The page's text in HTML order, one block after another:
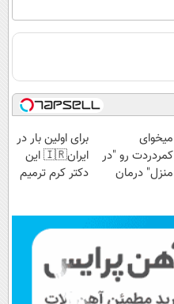
میخوای
کمردردت رو "در
منزل" درمان
برای اولین بار در
ایران🇮🇷 این
دکتر کرم ترمیم